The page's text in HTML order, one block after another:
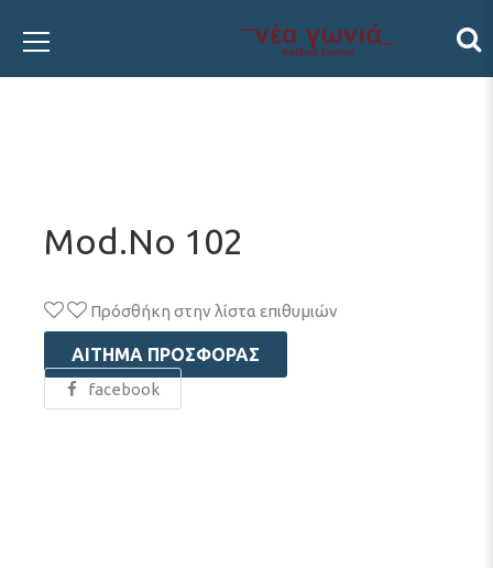
Mod.No 102
Πρόσθήκη στην λίστα επιθυμιών
ΑΊΤΗΜΑ ΠΡΟΣΦΟΡΆΣ
facebook